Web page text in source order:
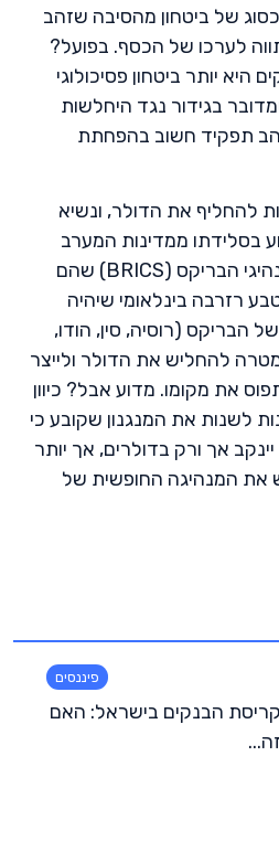
של ביטחון מהסיבה שזהב
לערכו של הכסף. בפועל?
היא יותר ביטחון פסיכולוגי
בגידור נגד היחלשות
תפקיד חשוב בהפחתת
להחליף את הדולר, ונשיא
בסלידתו ממדינות המערב
הכריז אשתקד בכינוס מנהיגי הבריקס (BRICS) שהם
רזרבה בינלאומי שיהיה
הבריקס (רוסיה, סין, הודו,
להחליש את הדולר ולייצר
את מקומו. מדוע אבל? כיוון
לשנות את המנגנון שקובע כי
אך ורק בדולרים, אך יותר
את המנהיגה החופשית של
פיננסים
קריסת הבנקים בישראל: האם
זה...